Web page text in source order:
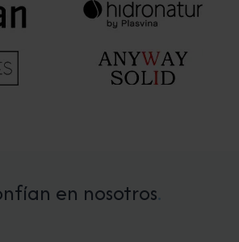
en nosotros.